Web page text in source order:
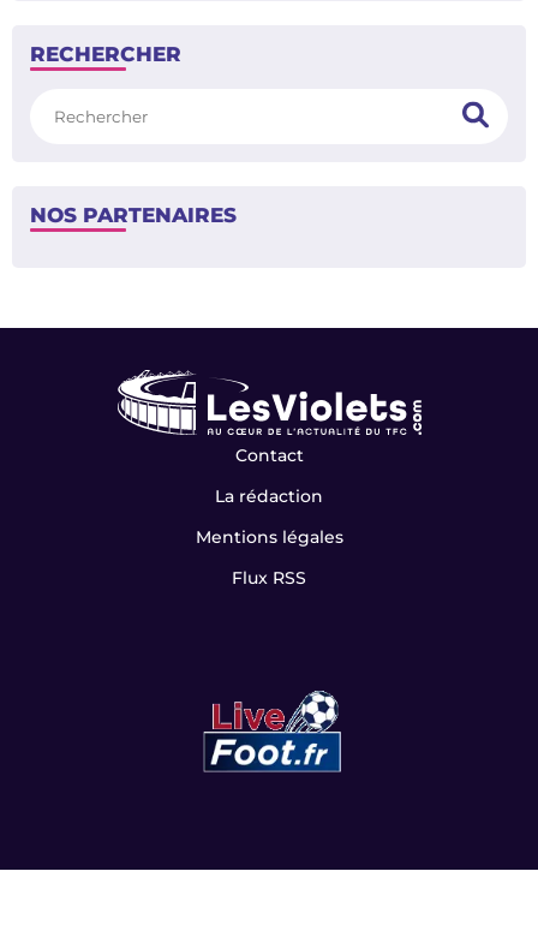
RECHERCHER
NOS PARTENAIRES
Contact
La rédaction
Mentions légales
Flux RSS